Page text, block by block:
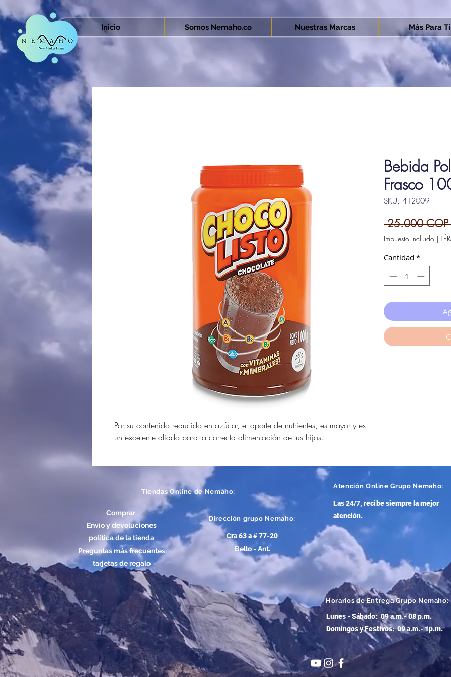
Inicio Somos Nemaho.co Nuestras Marcas Más Para
Por su contenido reducido en azúcar, el aporte de nutrientes, es mayor y es
un excelente aliado para la correcta alimentación de tus hijos.
Bebida
Frasco
SKU: 412009
25.000
Impuesto incluido |
Cantidad *
Tiendas Online de Nemaho:
Comprar
Envío y devoluciones
política de la tienda
Preguntas más frecuentes
tarjetas de regalo
Dirección grupo Nemaho:
Cra 63 a # 77-20
Bello - Ant.
Atención Online Grupo Nemaho:
Las 24/7, recibe siempre la mejor
atención.
Horarios de Entrega Grupo Nemaho:
Lunes - Sábado: 09 a.m.- 08 p.m.
Domingos y Festivos: 09 a.m.- 1p.m.